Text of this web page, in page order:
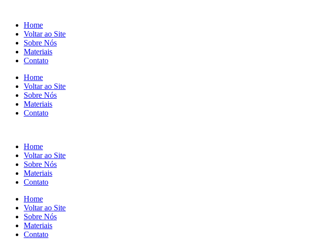
Home
Voltar ao Site
Sobre Nós
Materiais
Contato
Home
Voltar ao Site
Sobre Nós
Materiais
Contato
Home
Voltar ao Site
Sobre Nós
Materiais
Contato
Home
Voltar ao Site
Sobre Nós
Materiais
Contato